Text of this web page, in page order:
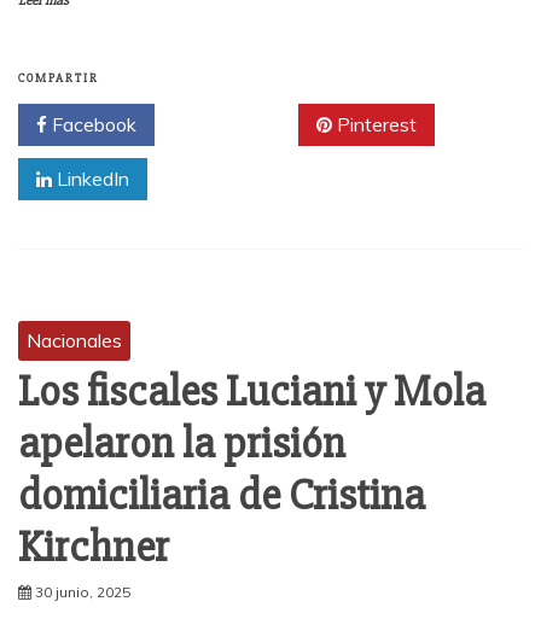
COMPARTIR
Facebook Pinterest
LinkedIn
Nacionales
Los fiscales Luciani y Mola
apelaron la prisión
domiciliaria de Cristina
Kirchner
30 junio, 2025